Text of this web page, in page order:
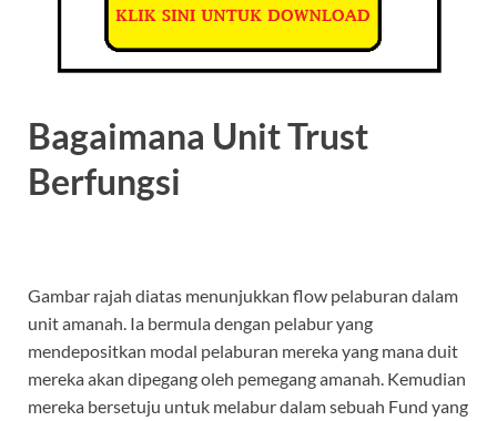
Bagaimana Unit Trust
Berfungsi
Gambar rajah diatas menunjukkan flow pelaburan dalam
unit amanah. Ia bermula dengan pelabur yang
mendepositkan modal pelaburan mereka yang mana duit
mereka akan dipegang oleh pemegang amanah. Kemudian
mereka bersetuju untuk melabur dalam sebuah Fund yang